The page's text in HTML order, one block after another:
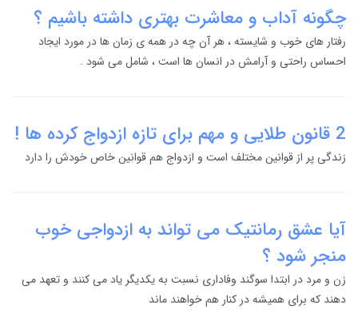
چگونه آداب و معاشرت بهتری داشته باشیم ؟
رفتار های خوب و شایسته ، هر آن چه در همه ی زمان ها در مورد ایجاد
احساس راحتی و آرامش در انسان ها است ، شامل می شود .
2 قانون طلایی و مهم برای تازه ازدواج کرده ها !
زندگی پر از قوانین مختلف است و ازدواج هم قوانین خاص خودش را دارد
آیا عشق رمانتیک می تواند به ازدواجی خوب
منجر شود ؟
زن و مرد در ابتدا سوگند وفاداری نسبت به یکدیگر یاد می کنند و تعهد می
دهند که برای همیشه در کنار هم خواهند ماند